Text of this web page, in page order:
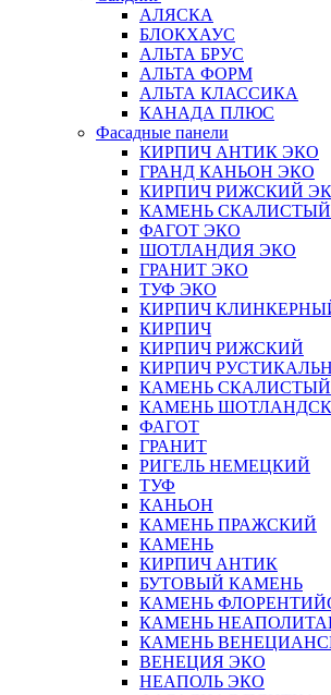
АЛЯСКА
БЛОКХАУС
АЛЬТА БРУС
АЛЬТА ФОРМ
АЛЬТА КЛАССИКА
КАНАДА ПЛЮС
Фасадные панели
КИРПИЧ АНТИК ЭКО
ГРАНД КАНЬОН ЭКО
КИРПИЧ РИЖСКИЙ
КАМЕНЬ
ФАГОТ ЭКО
ШОТЛАНДИЯ ЭКО
ГРАНИТ ЭКО
ТУФ ЭКО
КИРПИЧ
КИРПИЧ
КИРПИЧ РИЖСКИЙ
КИРПИЧ
КАМЕНЬ СКАЛИСТЫЙ
КАМЕНЬ
ФАГОТ
ГРАНИТ
РИГЕЛЬ НЕМЕЦКИЙ
ТУФ
КАНЬОН
КАМЕНЬ ПРАЖСКИЙ
КАМЕНЬ
КИРПИЧ АНТИК
БУТОВЫЙ КАМЕНЬ
КАМЕНЬ
КАМЕНЬ
КАМЕНЬ
ВЕНЕЦИЯ ЭКО
НЕАПОЛЬ ЭКО